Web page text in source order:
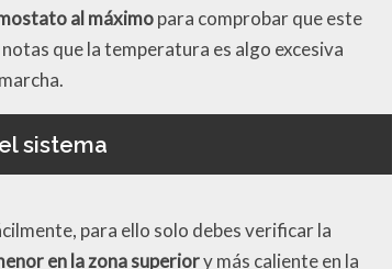
al máximopara comprobar que este
que la temperatura es algo excesiva
sistema
para ello solo debes verificar la
en la zona superiory más caliente en la